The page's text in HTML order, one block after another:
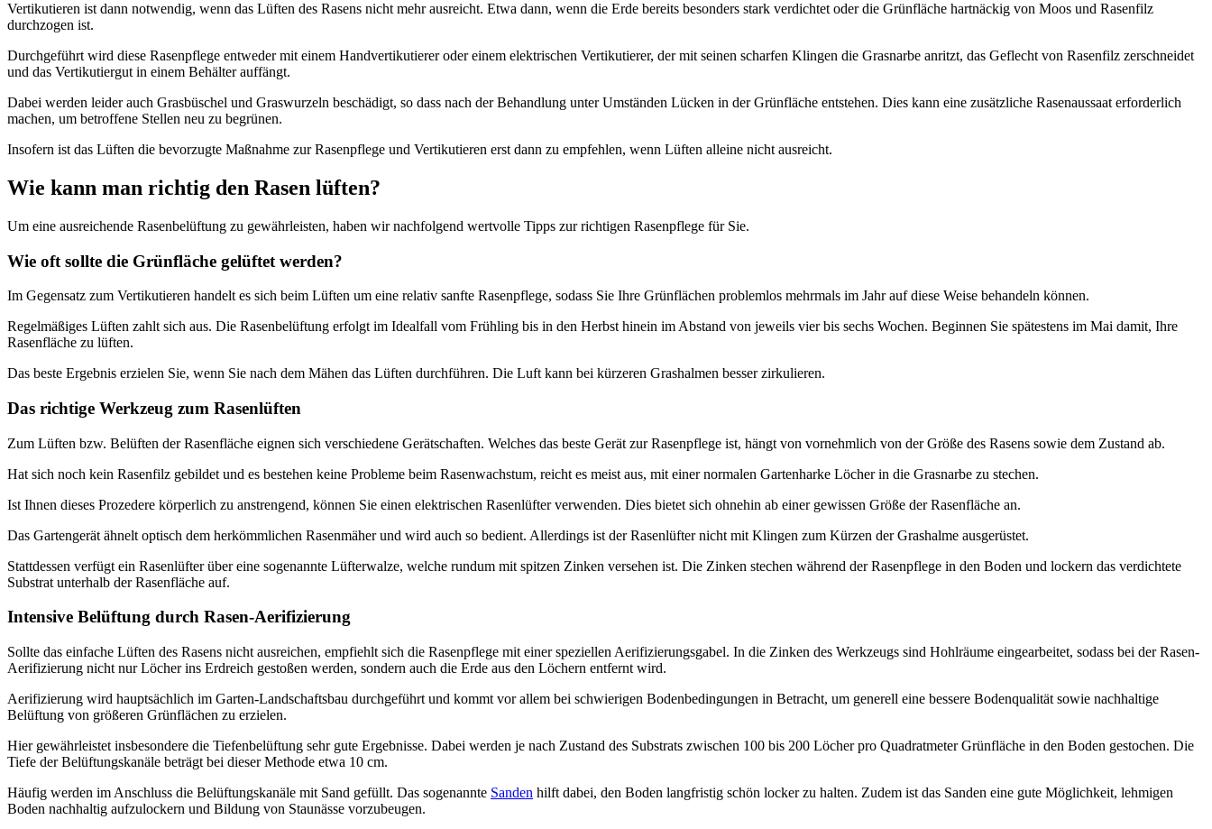
Vertikutieren ist dann notwendig, wenn das Lüften des Rasens nicht mehr ausreicht. Etwa dann, wenn die Erde bereits besonders stark verdichtet oder die Grünfläche hartnäckig von Moos und Rasenfilz
durchzogen ist.
Durchgeführt wird diese Rasenpflege entweder mit einem Handvertikutierer oder einem elektrischen Vertikutierer, der mit seinen scharfen Klingen die Grasnarbe anritzt, das Geflecht von Rasenfilz zerschneidet
und das Vertikutiergut in einem Behälter auffängt.
Dabei werden leider auch Grasbüschel und Graswurzeln beschädigt, so dass nach der Behandlung unter Umständen Lücken in der Grünfläche entstehen. Dies kann eine zusätzliche Rasenaussaat erforderlich
machen, um betroffene Stellen neu zu begrünen.
Insofern ist das Lüften die bevorzugte Maßnahme zur Rasenpflege und Vertikutieren erst dann zu empfehlen, wenn Lüften alleine nicht ausreicht.
Wie kann man richtig den Rasen lüften?
Um eine ausreichende Rasenbelüftung zu gewährleisten, haben wir nachfolgend wertvolle Tipps zur richtigen Rasenpflege für Sie.
Wie oft sollte die Grünfläche gelüftet werden?
Im Gegensatz zum Vertikutieren handelt es sich beim Lüften um eine relativ sanfte Rasenpflege, sodass Sie Ihre Grünflächen problemlos mehrmals im Jahr auf diese Weise behandeln können.
Regelmäßiges Lüften zahlt sich aus. Die Rasenbelüftung erfolgt im Idealfall vom Frühling bis in den Herbst hinein im Abstand von jeweils vier bis sechs Wochen. Beginnen Sie spätestens im Mai damit, Ihre
Rasenfläche zu lüften.
Das beste Ergebnis erzielen Sie, wenn Sie nach dem Mähen das Lüften durchführen. Die Luft kann bei kürzeren Grashalmen besser zirkulieren.
Das richtige Werkzeug zum Rasenlüften
Zum Lüften bzw. Belüften der Rasenfläche eignen sich verschiedene Gerätschaften. Welches das beste Gerät zur Rasenpflege ist, hängt von vornehmlich von der Größe des Rasens sowie dem Zustand ab.
Hat sich noch kein Rasenfilz gebildet und es bestehen keine Probleme beim Rasenwachstum, reicht es meist aus, mit einer normalen Gartenharke Löcher in die Grasnarbe zu stechen.
Ist Ihnen dieses Prozedere körperlich zu anstrengend, können Sie einen elektrischen Rasenlüfter verwenden. Dies bietet sich ohnehin ab einer gewissen Größe der Rasenfläche an.
Das Gartengerät ähnelt optisch dem herkömmlichen Rasenmäher und wird auch so bedient. Allerdings ist der Rasenlüfter nicht mit Klingen zum Kürzen der Grashalme ausgerüstet.
Stattdessen verfügt ein Rasenlüfter über eine sogenannte Lüfterwalze, welche rundum mit spitzen Zinken versehen ist. Die Zinken stechen während der Rasenpflege in den Boden und lockern das verdichtete
Substrat unterhalb der Rasenfläche auf.
Intensive Belüftung durch Rasen-Aerifizierung
Sollte das einfache Lüften des Rasens nicht ausreichen, empfiehlt sich die Rasenpflege mit einer speziellen Aerifizierungsgabel. In die Zinken des Werkzeugs sind Hohlräume eingearbeitet, sodass bei der Rasen-
Aerifizierung nicht nur Löcher ins Erdreich gestoßen werden, sondern auch die Erde aus den Löchern entfernt wird.
Aerifizierung wird hauptsächlich im Garten-Landschaftsbau durchgeführt und kommt vor allem bei schwierigen Bodenbedingungen in Betracht, um generell eine bessere Bodenqualität sowie nachhaltige
Belüftung von größeren Grünflächen zu erzielen.
Hier gewährleistet insbesondere die Tiefenbelüftung sehr gute Ergebnisse. Dabei werden je nach Zustand des Substrats zwischen 100 bis 200 Löcher pro Quadratmeter Grünfläche in den Boden gestochen. Die
Tiefe der Belüftungskanäle beträgt bei dieser Methode etwa 10 cm.
Häufig werden im Anschluss die Belüftungskanäle mit Sand gefüllt. Das sogenannte Sanden hilft dabei, den Boden langfristig schön locker zu halten. Zudem ist das Sanden eine gute Möglichkeit, lehmigen
Boden nachhaltig aufzulockern und Bildung von Staunässe vorzubeugen.